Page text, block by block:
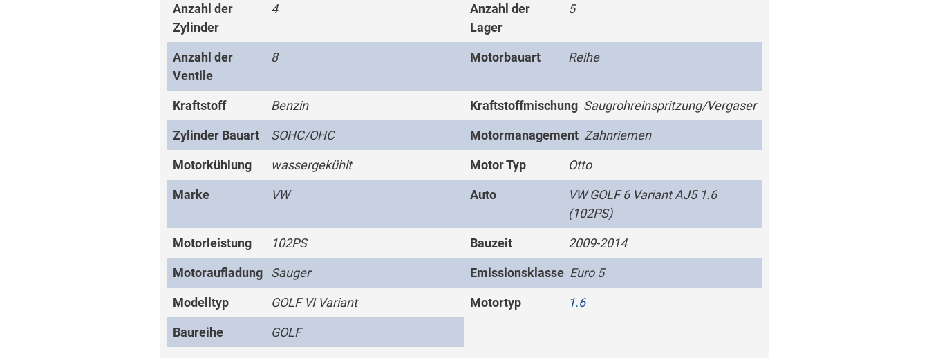
Anzahl der
Zylinder
4
Anzahl der
Lager
5
Anzahl der
Ventile
8 Motorbauart Reihe
Kraftstoff Benzin Kraftstoffmischung Saugrohreinspritzung/Vergaser
Zylinder Bauart SOHC/OHC Motormanagement Zahnriemen
Motorkühlung wassergekühlt Motor Typ Otto
Marke VW Auto
VW GOLF 6 Variant AJ5 1.6
(102PS)
Motorleistung 102PS Bauzeit 2009-2014
Motoraufladung Sauger Emissionsklasse Euro 5
Modelltyp GOLF VI Variant Motortyp 1.6
Baureihe GOLF